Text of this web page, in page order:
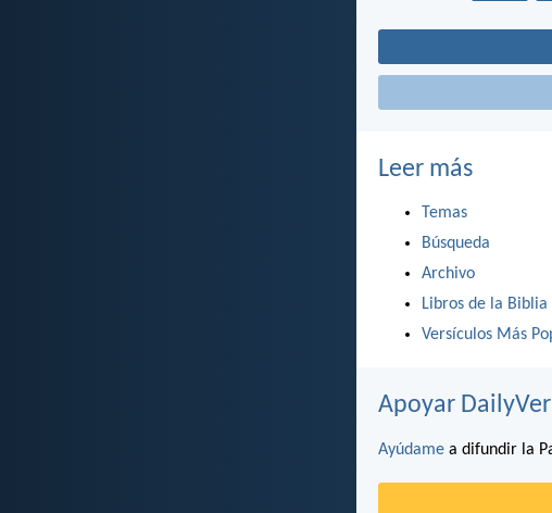
Leer más
Temas
Búsqueda
Archivo
Libros de la Biblia
Versículos Más
Apoyar
Ayúdame a difundir la